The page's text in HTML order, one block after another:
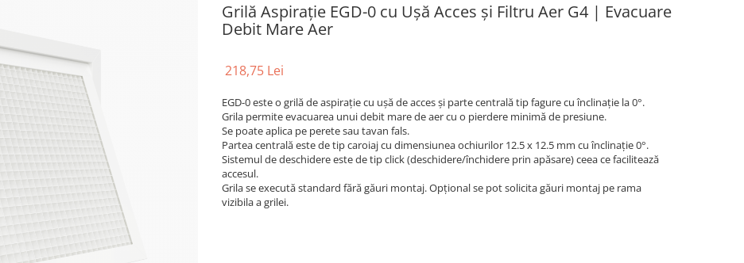
Grilă Aspirație EGD-0 cu Ușă Acces și Filtru Aer G4 | Evacuare
Debit Mare Aer
218,75 Lei
EGD-0 este o grilă de aspirație cu ușă de acces și parte centrală tip fagure cu înclinație la 0°.
Grila permite evacuarea unui debit mare de aer cu o pierdere minimă de presiune.
Se poate aplica pe perete sau tavan fals.
Partea centrală este de tip caroiaj cu dimensiunea ochiurilor 12.5 x 12.5 mm cu înclinație 0°.
Sistemul de deschidere este de tip click (deschidere/închidere prin apăsare) ceea ce facilitează
accesul.
Grila se execută standard fără găuri montaj. Opțional se pot solicita găuri montaj pe rama
vizibila a grilei.